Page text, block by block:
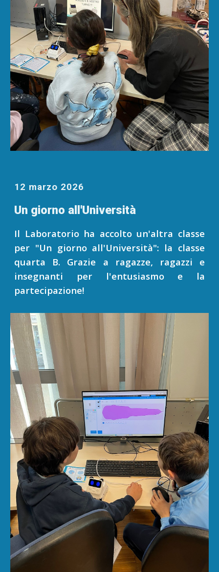
12 marzo 2026
Un giorno all'Università
Il Laboratorio ha accolto un'altra classe
per "Un giorno all'Università": la classe
quarta B. Grazie a ragazze, ragazzi e
insegnanti per l'entusiasmo e la
partecipazione!